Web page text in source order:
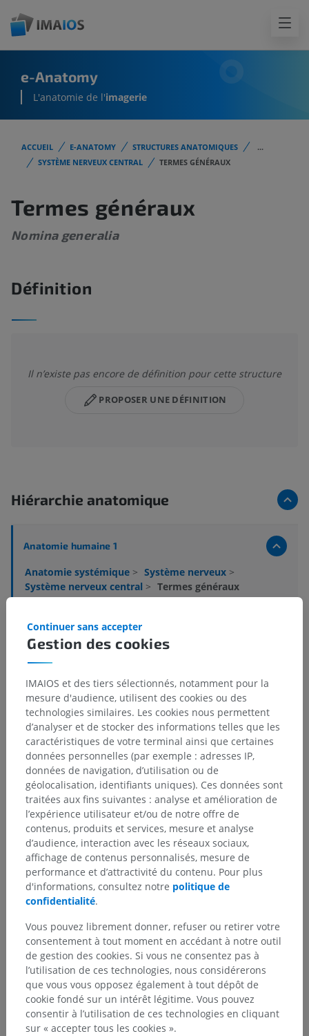
e-Anatomy
L'anatomie de l'imagerie
ACCUEIL E-ANATOMY STRUCTURES ANATOMIQUES
...
SYSTÈME NERVEUX CENTRAL
TERMES GÉNÉRAUX
Termes généraux
Nomina generalia
Définition
Il n’existe pas encore de définition pour cette structure
PROPOSER UNE DÉFINITION
Hiérarchie anatomique
Anatomie humaine 1
Anatomie systémique > Système nerveux >
Système nerveux central > Termes généraux
sous-jacente
Traductions
Vous avez vu une erreur ?
N’hésitez pas à nous suggérer une correction, une
traduction, une amélioration de contenu.
Signaler un problème
TÉLÉCHARGEZ L'APPLI
Gestion des cookies
Continuer sans accepter
IMAIOS et des tiers sélectionnés, notamment pour la
mesure d'audience, utilisent des cookies ou des
technologies similaires. Les cookies nous permettent
d’analyser et de stocker des informations telles que les
caractéristiques de votre terminal ainsi que certaines
données personnelles (par exemple : adresses IP,
données de navigation, d’utilisation ou de
géolocalisation, identifiants uniques). Ces données sont
traitées aux fins suivantes : analyse et amélioration de
l’expérience utilisateur et/ou de notre offre de
contenus, produits et services, mesure et analyse
d’audience, interaction avec les réseaux sociaux,
affichage de contenus personnalisés, mesure de
performance et d’attractivité du contenu. Pour plus
d'informations, consultez notre politique de
confidentialité.
Vous pouvez librement donner, refuser ou retirer votre
consentement à tout moment en accédant à notre outil
de gestion des cookies. Si vous ne consentez pas à
l’utilisation de ces technologies, nous considérerons
que vous vous opposez également à tout dépôt de
cookie fondé sur un intérêt légitime. Vous pouvez
consentir à l’utilisation de ces technologies en cliquant
sur « accepter tous les cookies ».